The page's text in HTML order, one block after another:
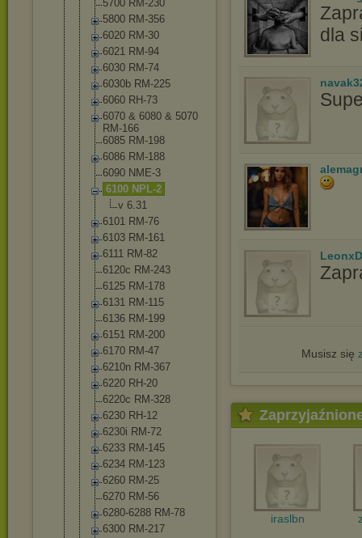
5700 RM-230
5800 RM-356
6020 RM-30
6021 RM-94
6030 RM-74
6030b RM-225
6060 RH-73
6070 & 6080 & 5070
RM-166
6085 RM-198
6086 RM-188
6090 NME-3
6100 NPL-2
v 6.31
6101 RM-76
6103 RM-161
6111 RM-82
6120c RM-243
6125 RM-178
6131 RM-115
6136 RM-199
6151 RM-200
6170 RM-47
6210n RM-367
6220 RH-20
6220c RM-328
6230 RH-12
6230i RM-72
6233 RM-145
6234 RM-123
6260 RM-25
6270 RM-56
6280-6288 RM-78
6300 RM-217
dla
Musisz się
iraslbn